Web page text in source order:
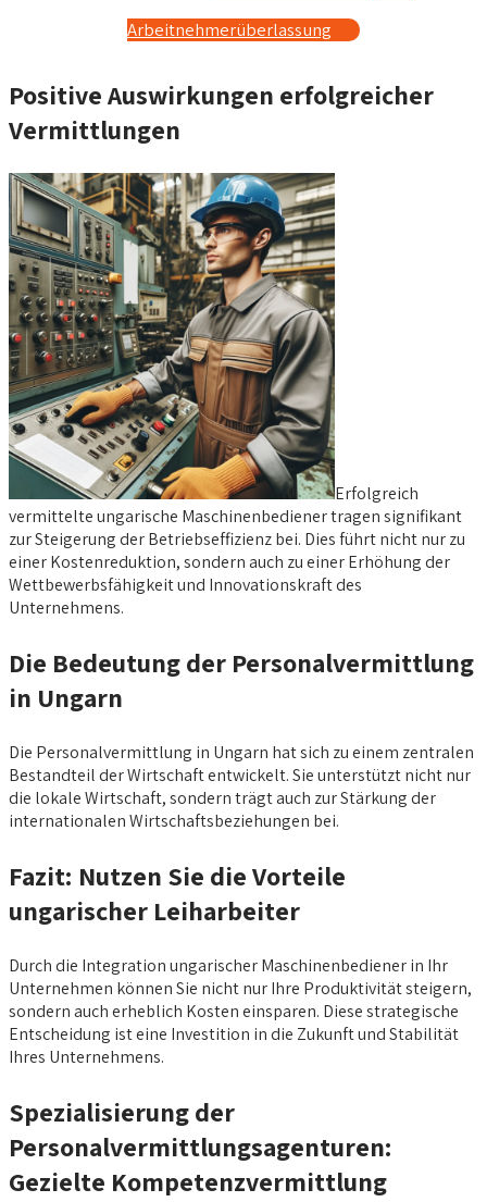
Arbeitnehmerüberlassung
Positive Auswirkungen erfolgreicher
Vermittlungen
Erfolgreich
vermittelte ungarische Maschinenbediener tragen signifikant
zur Steigerung der Betriebseffizienz bei. Dies führt nicht nur zu
einer Kostenreduktion, sondern auch zu einer Erhöhung der
Wettbewerbsfähigkeit und Innovationskraft des
Unternehmens.
Die Bedeutung der Personalvermittlung
in Ungarn
Die Personalvermittlung in Ungarn hat sich zu einem zentralen
Bestandteil der Wirtschaft entwickelt. Sie unterstützt nicht nur
die lokale Wirtschaft, sondern trägt auch zur Stärkung der
internationalen Wirtschaftsbeziehungen bei.
Fazit: Nutzen Sie die Vorteile
ungarischer Leiharbeiter
Durch die Integration ungarischer Maschinenbediener in Ihr
Unternehmen können Sie nicht nur Ihre Produktivität steigern,
sondern auch erheblich Kosten einsparen. Diese strategische
Entscheidung ist eine Investition in die Zukunft und Stabilität
Ihres Unternehmens.
Spezialisierung der
Personalvermittlungsagenturen:
Gezielte Kompetenzvermittlung